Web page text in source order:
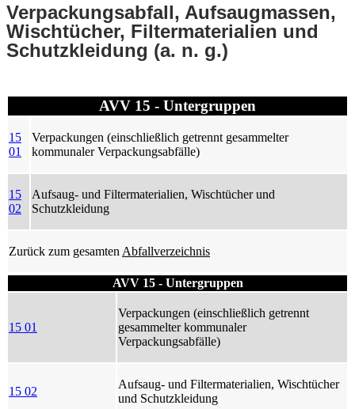
Verpackungsabfall, Aufsaugmassen,
Wischtücher, Filtermaterialien und
Schutzkleidung (a. n. g.)
AVV 15 - Untergruppen
15
01
Verpackungen (einschließlich getrennt gesammelter
kommunaler Verpackungsabfälle)
15
02
Aufsaug- und Filtermaterialien, Wischtücher und
Schutzkleidung
Zurück zum gesamten Abfallverzeichnis
AVV 15 - Untergruppen
15 01
Verpackungen (einschließlich getrennt
gesammelter kommunaler
Verpackungsabfälle)
15 02
Aufsaug- und Filtermaterialien, Wischtücher
und Schutzkleidung